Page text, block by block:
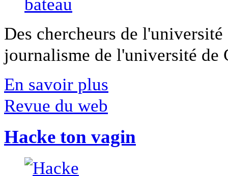
Des chercheurs de
journalisme de l'université
En savoir plus
Revue du web
Hacke ton vagin